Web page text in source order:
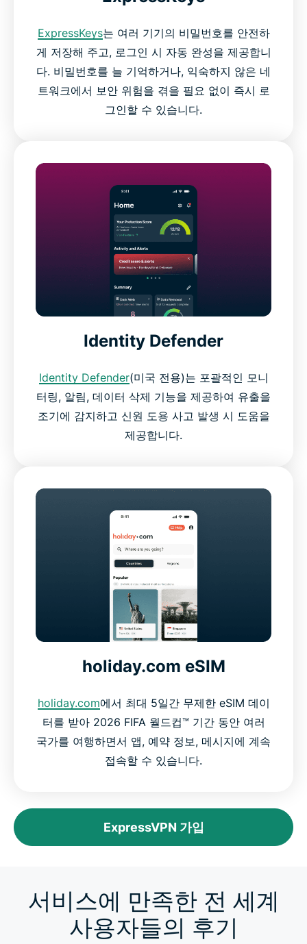
ExpressKeys는 여러 기기의 비밀번호를 안전하
게 저장해 주고, 로그인 시 자동 완성을 제공합니
다. 비밀번호를 늘 기억하거나, 익숙하지 않은 네
트워크에서 보안 위험을 겪을 필요 없이 즉시 로
그인할 수 있습니다.
Identity Defender
Identity Defender(미국 전용)는 포괄적인 모니
터링, 알림, 데이터 삭제 기능을 제공하여 유출을
조기에 감지하고 신원 도용 사고 발생 시 도움을
제공합니다.
holiday.com eSIM
holiday.com에서 최대 5일간 무제한 eSIM 데이
터를 받아 2026 FIFA 월드컵™ 기간 동안 여러
국가를 여행하면서 앱, 예약 정보, 메시지에 계속
접속할 수 있습니다.
ExpressVPN 가입
서비스에 만족한 전 세계
사용자들의 후기